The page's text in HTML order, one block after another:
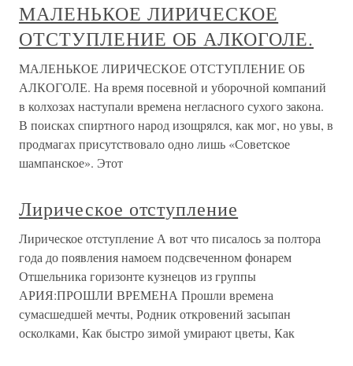
МАЛЕНЬКОЕ ЛИРИЧЕСКОЕ
ОТСТУПЛЕНИЕ ОБ АЛКОГОЛЕ.
МАЛЕНЬКОЕ ЛИРИЧЕСКОЕ ОТСТУПЛЕНИЕ ОБ
АЛКОГОЛЕ. На время посевной и уборочной компаний
в колхозах наступали времена негласного сухого закона.
В поисках спиртного народ изощрялся, как мог, но увы, в
продмагах присутствовало одно лишь «Советское
шампанское». Этот
Лирическое отступление
Лирическое отступление А вот что писалось за полтора
года до появления намоем подсвеченном фонарем
Отшельника горизонте кузнецов из группы
АРИЯ:ПРОШЛИ ВРЕМЕНА Прошли времена
сумасшедшей мечты, Родник откровений засыпан
осколками, Как быстро зимой умирают цветы, Как